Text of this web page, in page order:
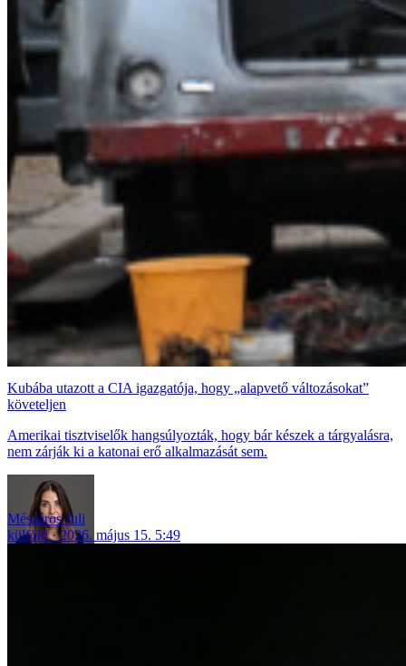
Kubába utazott a CIA igazgatója, hogy „alapvető változásokat”
követeljen
Amerikai tisztviselők hangsúlyozták, hogy bár készek a tárgyalásra,
nem zárják ki a katonai erő alkalmazását sem.
Mészáros Juli
külföld
2026. május 15. 5:49